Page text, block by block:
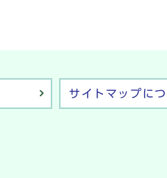
サイトマップに